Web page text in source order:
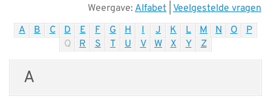
Weergave: Alfabet Veelgestelde vragen
A
B C D E F G H I J K L M N O
P
Q
R S T U V W X Y Z
A